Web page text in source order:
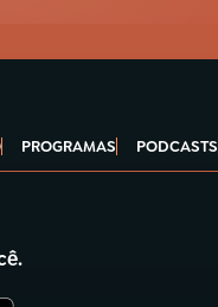
PROGRAMAS PODCASTS